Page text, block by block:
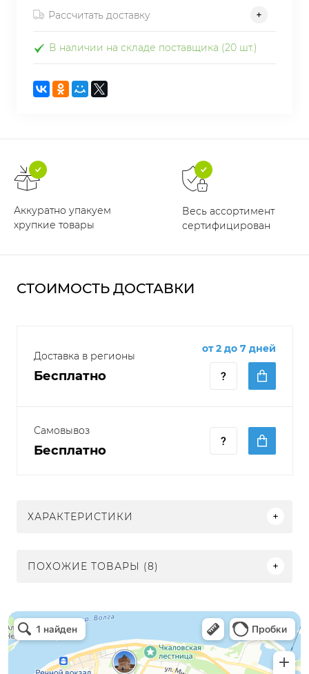
Рассчитать доставку
В наличии на складе поставщика (20 шт.)
Аккуратно упакуем
хрупкие товары
Весь ассортимент
сертифицирован
СТОИМОСТЬ ДОСТАВКИ
Доставка в регионы
Бесплатно
от 2 до 7 дней
Самовывоз
Бесплатно
ХАРАКТЕРИСТИКИ
ПОХОЖИЕ ТОВАРЫ (8)
Электрон
Светильники в Нижнем Новгороде
Электротехническая продукция в Нижнем Новгороде